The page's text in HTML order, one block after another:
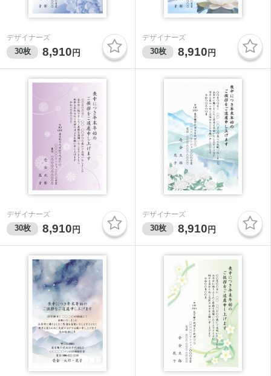
デザイナーズ
30枚 8,910 円
デザイナーズ
30枚 8,910 円
デザイナーズ
30枚 8,910 円
デザイナーズ
30枚 8,910 円